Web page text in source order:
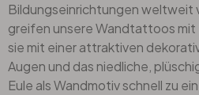
Bildungseinrichtungen weltweit
greifen unsere Wandtattoos mit
sie mit einer attraktiven
Augen und das niedliche,
Eule als Wandmotiv schnell zu